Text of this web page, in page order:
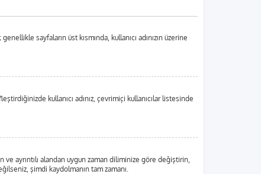
sayfaların üst kısmında, kullanıcı adınızın üzerine
kullanıcı adınız, çevrimiçi kullanıcılar listesinde
ayrıntılı alandan uygun zaman diliminize göre değiştirin,
şimdi kaydolmanın tam zamanı.